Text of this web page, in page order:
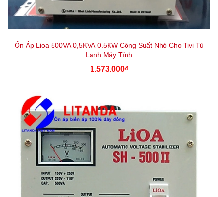
Ổn Áp Lioa 500VA 0,5KVA 0.5KW Công Suất Nhỏ Cho Tivi Tủ
Lạnh Máy Tính
1.573.000₫